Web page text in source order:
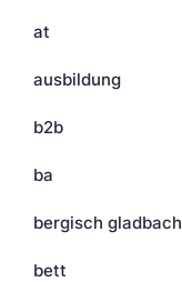
at
ausbildung
b2b
ba
bergisch gladbach
bett